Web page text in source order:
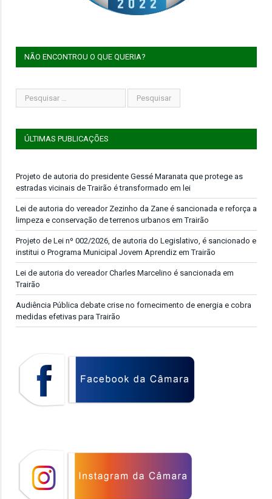
NÃO ENCONTROU O QUE QUERIA?
ÚLTIMAS PUBLICAÇÕES
Projeto de autoria do presidente Gessé Maranata que protege as
estradas vicinais de Trairão é transformado em lei
Lei de autoria do vereador Zezinho da Zane é sancionada e reforça a
limpeza e conservação de terrenos urbanos em Trairão
Projeto de Lei nº 002/2026, de autoria do Legislativo, é sancionado e
institui o Programa Municipal Jovem Aprendiz em Trairão
Lei de autoria do vereador Charles Marcelino é sancionada em
Trairão
Audiência Pública debate crise no fornecimento de energia e cobra
medidas efetivas para Trairão